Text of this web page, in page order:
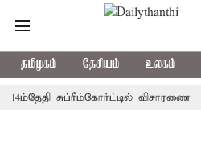
தமிழகம் தேசியம் உலகம்
சுப்ரீம்கோர்ட்டில் விசாரணை